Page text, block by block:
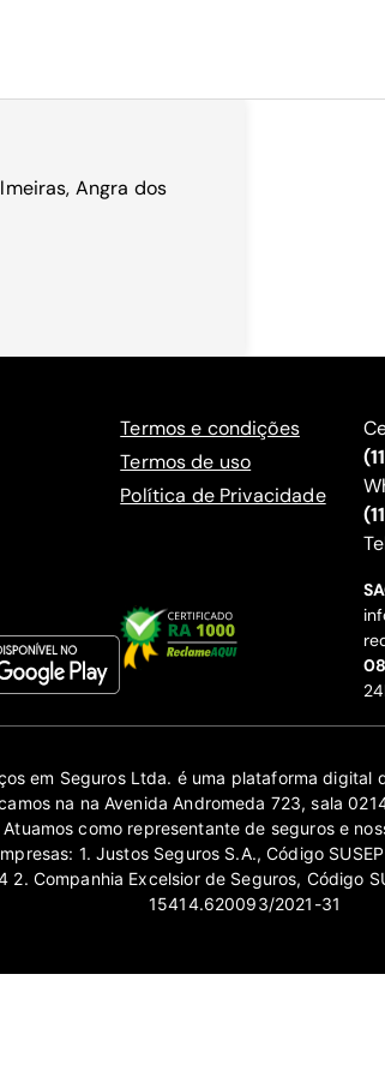
Angra dos
Termos e condições
Termos de uso
Política de Privacidade
em Seguros Ltda. é uma plataforma digital
na na Avenida Andromeda 723, sala
como representante de seguros e
1. Justos Seguros S.A., Código
Companhia Excelsior de Seguros, Código
15414.620093/2021-31